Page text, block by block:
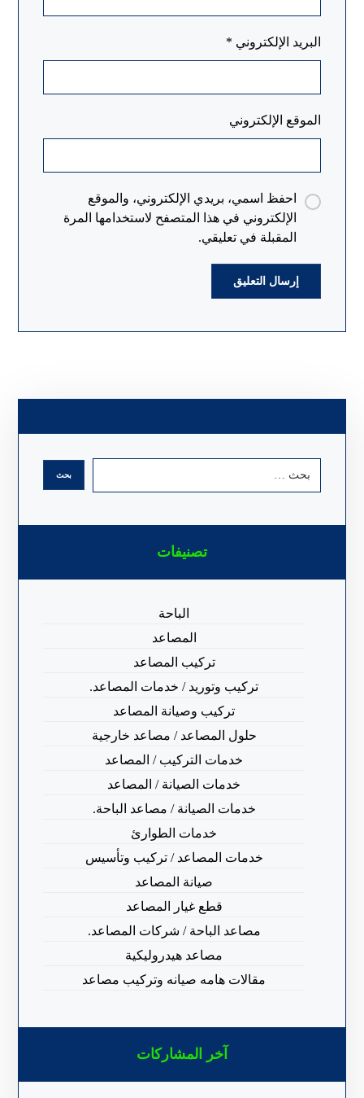
البريد الإلكتروني *
الموقع الإلكتروني
احفظ اسمي، بريدي الإلكتروني، والموقع
الإلكتروني في هذا المتصفح لاستخدامها المرة
المقبلة في تعليقي.
تصنيفات
الباحة
المصاعد
تركيب المصاعد
تركيب وتوريد / خدمات المصاعد.
تركيب وصيانة المصاعد
حلول المصاعد / مصاعد خارجية
خدمات التركيب / المصاعد
خدمات الصيانة / المصاعد
خدمات الصيانة / مصاعد الباحة.
خدمات الطوارئ
خدمات المصاعد / تركيب وتأسيس
صيانة المصاعد
قطع غيار المصاعد
مصاعد الباحة / شركات المصاعد.
مصاعد هيدروليكية
مقالات هامه صيانه وتركيب مصاعد
آخر المشاركات